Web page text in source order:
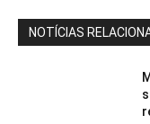
NOTÍCIAS